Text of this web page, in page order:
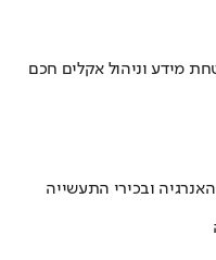
מידע וניהול אקלים חכם
ובכירי התעשייה